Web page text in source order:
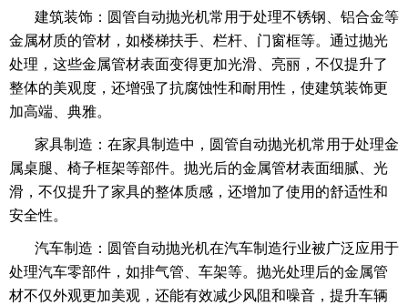
建筑装饰：圆管自动抛光机常用于处理不锈钢、铝合金等
金属材质的管材，如楼梯扶手、栏杆、门窗框等。通过抛光
处理，这些金属管材表面变得更加光滑、亮丽，不仅提升了
整体的美观度，还增强了抗腐蚀性和耐用性，使建筑装饰更
加高端、典雅。
家具制造：在家具制造中，圆管自动抛光机常用于处理金
属桌腿、椅子框架等部件。抛光后的金属管材表面细腻、光
滑，不仅提升了家具的整体质感，还增加了使用的舒适性和
安全性。
汽车制造：圆管自动抛光机在汽车制造行业被广泛应用于
处理汽车零部件，如排气管、车架等。抛光处理后的金属管
材不仅外观更加美观，还能有效减少风阻和噪音，提升车辆